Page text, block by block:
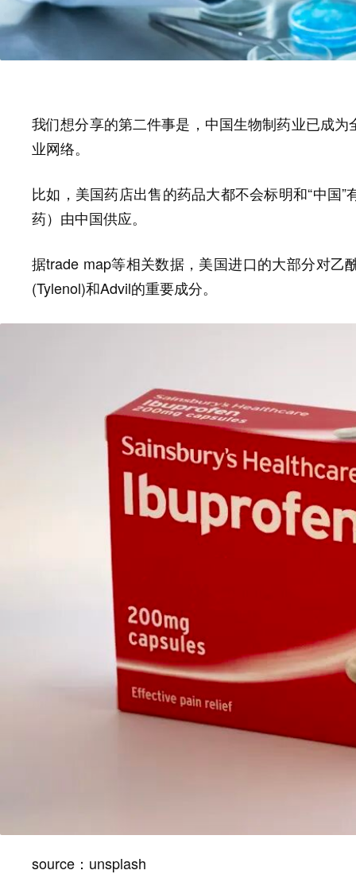
我们想分享的第二件事是，中国生物制药业已成
业网络。
比如， 美国药店出售的药品大都不会标明和“中国
药）由中国供应。
据trade map等相关数据， 美国进口的大部分对乙
(Tylenol)和Advil的重要成分。
source：unsplash